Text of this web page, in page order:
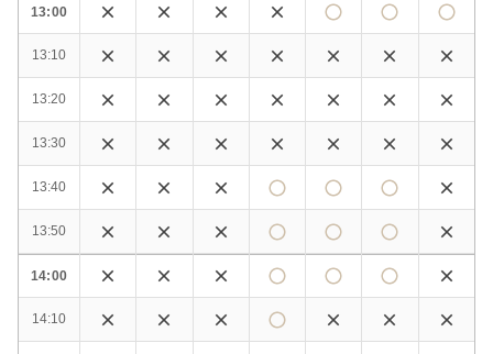
13:00
13:10
13:20
13:30
13:40
13:50
14:00
14:10